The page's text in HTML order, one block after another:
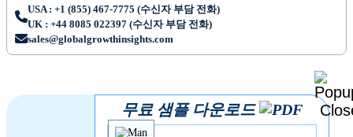
USA : +1 (855) 467-7775 (수신자 부담 전화)
UK : +44 8085 022397 (수신자 부담 전화)
sales@globalgrowthinsights.com
무료 샘플 다운로드